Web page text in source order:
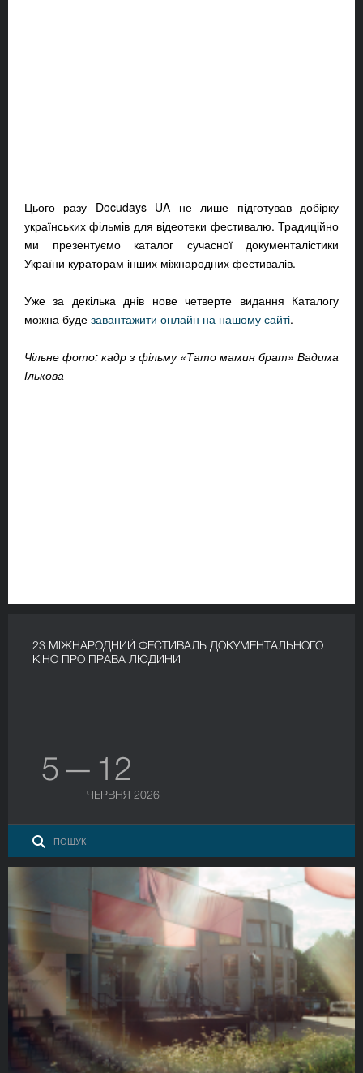
Цього разу Docudays UA не лише підготував добірку
українських фільмів для відеотеки фестивалю. Традиційно
ми презентуємо каталог сучасної документалістики
України кураторам інших міжнародних фестивалів.
Уже за декілька днів нове четверте видання Каталогу
можна буде завантажити онлайн на нашому сайті.
Чільне фото: кадр з фільму «Тато мамин брат» Вадима
Ількова
23 МІЖНАРОДНИЙ ФЕСТИВАЛЬ ДОКУМЕНТАЛЬНОГО
КІНО ПРО ПРАВА ЛЮДИНИ
5 — 12
ЧЕРВНЯ 2026